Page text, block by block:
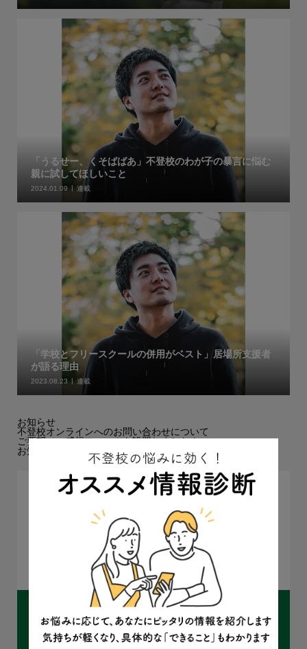
「うるせー、くそばばあ」不登校のわが子の暴言に悩む
親に試してほしいこと
2024.01.09 連載
「学校とフリースクールの併用がベスト」居場所支援者
が語る理由
2023.08.23 連載
お知らせ
不登校オンラインへのお問い合わせについて
ご要望・ご感想フォームを設置しました！
お知らせ欄を追加しました